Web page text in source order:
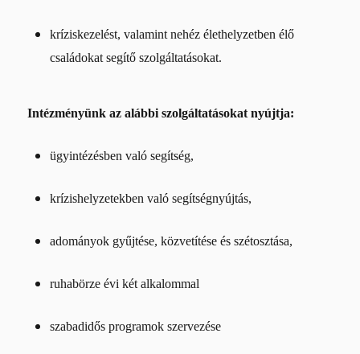
kríziskezelést, valamint nehéz élethelyzetben élő
családokat segítő szolgáltatásokat.
Intézményünk az alábbi szolgáltatásokat nyújtja:
ügyintézésben való segítség,
krízishelyzetekben való segítségnyújtás,
adományok gyűjtése, közvetítése és szétosztása,
ruhabörze évi két alkalommal
szabadidős programok szervezése